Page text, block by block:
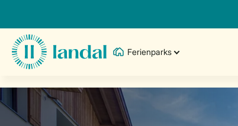
Ferienparks